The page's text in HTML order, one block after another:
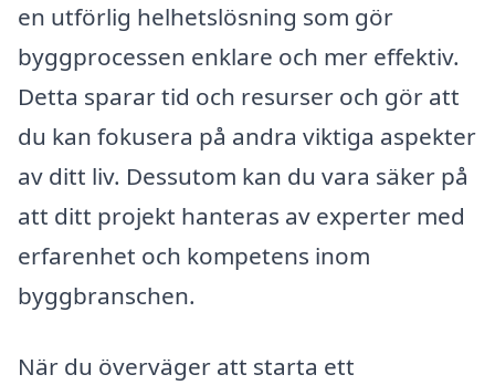
en utförlig helhetslösning som gör
byggprocessen enklare och mer effektiv.
Detta sparar tid och resurser och gör att
du kan fokusera på andra viktiga aspekter
av ditt liv. Dessutom kan du vara säker på
att ditt projekt hanteras av experter med
erfarenhet och kompetens inom
byggbranschen.
När du överväger att starta ett